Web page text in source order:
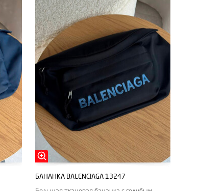
БАНАНКА BALENCIAGA 13247